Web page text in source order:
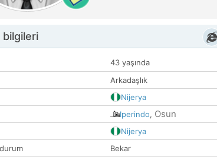
bilgileri
43 yaşında
Arkadaşlık
Nijerya
Iperindo, Osun
Nijerya
Bekar